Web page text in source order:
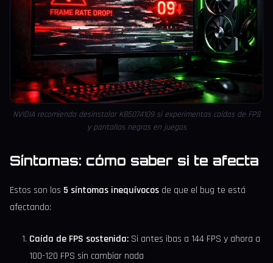
NVIDIA recomienda desinstalar KB5074109 si experimentas caídas de FPS
y pantallas negras en juegos
Síntomas: cómo saber si te afecta
Estos son los 5 síntomas inequívocos de que el bug te está
afectando:
Caída de FPS sostenida: Si antes ibas a 144 FPS y ahora a
100-120 FPS sin cambiar nada